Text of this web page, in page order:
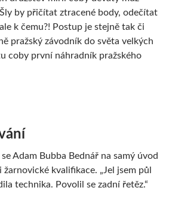
by přičítat ztracené body, odečítat
k čemu?! Postup je stejně tak či
pražský závodník do světa velkých
coby první náhradník pražského
se Adam Bubba Bednář na samý úvod
kvalifikace. „Jel jsem půl
technika. Povolil se zadní řetěz.“